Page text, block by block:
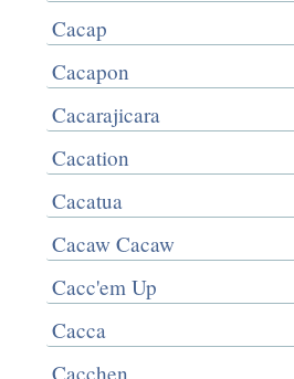
Cacap
Cacapon
Cacarajicara
Cacation
Cacatua
Cacaw Cacaw
Cacc'em Up
Cacca
Cacchen